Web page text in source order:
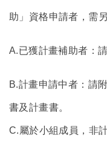
助」資格申請者，需
A.已獲計畫補助者：
B.計畫申請中者：請
書及計畫書。
C.屬於小組成員，非